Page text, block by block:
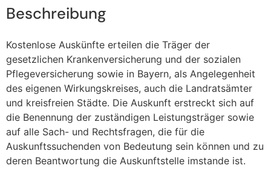
Beschreibung
Kostenlose Auskünfte erteilen die Träger der
gesetzlichen Krankenversicherung und der sozialen
Pflegeversicherung sowie in Bayern, als Angelegenheit
des eigenen Wirkungskreises, auch die Landratsämter
und kreisfreien Städte. Die Auskunft erstreckt sich auf
die Benennung der zuständigen Leistungsträger sowie
auf alle Sach- und Rechtsfragen, die für die
Auskunftssuchenden von Bedeutung sein können und zu
deren Beantwortung die Auskunftstelle imstande ist.